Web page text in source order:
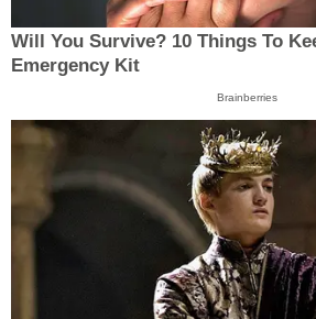
Will You Survive? 10 Things To
Emergency Kit
Brainberries